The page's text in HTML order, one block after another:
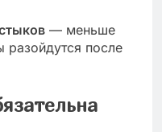
— меньше
разойдутся после